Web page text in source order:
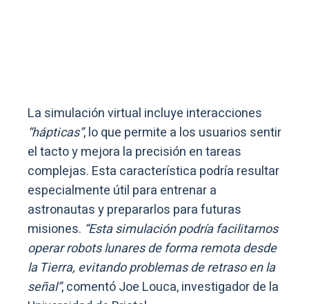
La simulación virtual incluye interacciones
“hápticas”, lo que permite a los usuarios sentir
el tacto y mejora la precisión en tareas
complejas. Esta característica podría resultar
especialmente útil para entrenar a
astronautas y prepararlos para futuras
misiones. “Esta simulación podría facilitarnos
operar robots lunares de forma remota desde
la Tierra, evitando problemas de retraso en la
señal”, comentó Joe Louca, investigador de la